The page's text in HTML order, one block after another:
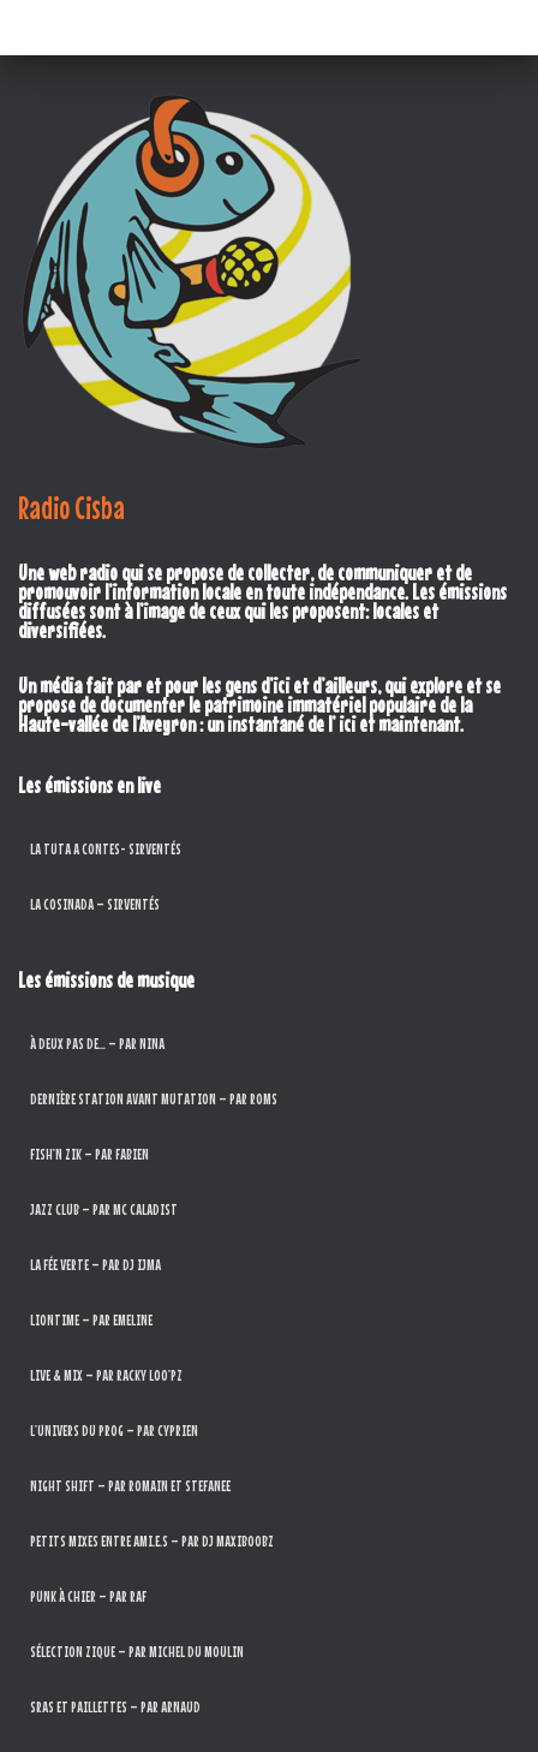
Radio Cisba
Une web radio qui se propose de collecter, de communiquer et de
promouvoir l’information locale en toute indépendance. Les émissions
diffusées sont à l’image de ceux qui les proposent: locales et
diversifiées.
Un média fait par et pour les gens d’ici et d’ailleurs, qui explore et se
propose de documenter le patrimoine immatériel populaire de la
Haute-vallée de l’Aveyron : un instantané de l’ ici et maintenant.
Les émissions en live
LA TUTA A CONTES- SIRVENTÉS
LA COSINADA – SIRVENTÉS
Les émissions de musique
À DEUX PAS DE… – PAR NINA
DERNIÈRE STATION AVANT MUTATION – PAR ROMS
FISH’N ZIK – PAR FABIEN
JAZZ CLUB – PAR MC CALADIST
LA FÉE VERTE – PAR DJ IJMA
LIONTIME – PAR EMELINE
LIVE & MIX – PAR RACKY LOO’PZ
L’UNIVERS DU PROG – PAR CYPRIEN
NIGHT SHIFT – PAR ROMAIN ET STEFANEE
PETITS MIXES ENTRE AMI.E.S – PAR DJ MAXIBOOBZ
PUNK À CHIER – PAR RAF
SÉLECTION ZIQUE – PAR MICHEL DU MOULIN
SRAS ET PAILLETTES – PAR ARNAUD